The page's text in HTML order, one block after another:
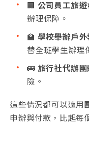
🏢 公司員工旅遊
辦理保障。
🏫 學校舉辦戶
替全班學生辦理
🚌 旅行社代辦
險。
這些情況都可以適用
申辦與付款，比起每